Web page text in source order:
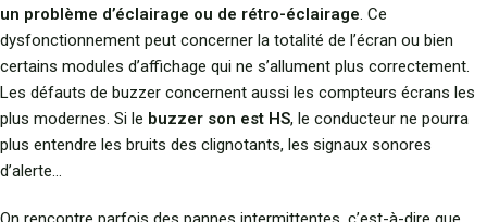
un problème d’éclairage ou de rétro-éclairage. Ce
dysfonctionnement peut concerner la totalité de l’écran ou bien
certains modules d’affichage qui ne s’allument plus correctement.
Les défauts de buzzer concernent aussi les compteurs écrans les
plus modernes. Si le buzzer son est HS, le conducteur ne pourra
plus entendre les bruits des clignotants, les signaux sonores
d’alerte…